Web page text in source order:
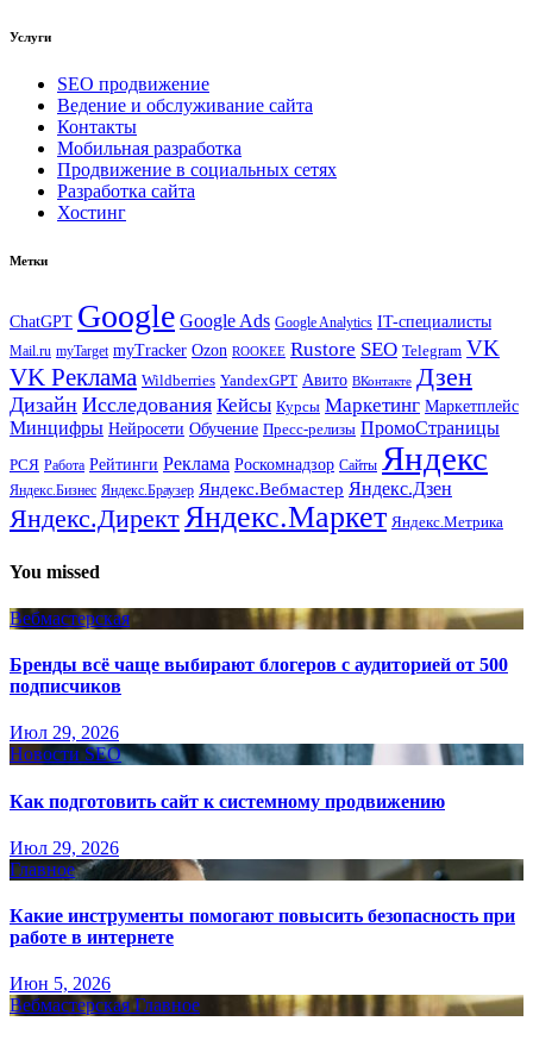
Услуги
SEO продвижение
Ведение и обслуживание сайта
Контакты
Мобильная разработка
Продвижение в социальных сетях
Разработка сайта
Хостинг
Метки
ChatGPT Google Google Ads Google Analytics IT-специалисты
Mail.ru myTarget myTracker Ozon ROOKEE Rustore SEO Telegram VK
VK Реклама Wildberries YandexGPT Авито ВКонтакте Дзен
Дизайн Исследования Кейсы Курсы Маркетинг Маркетплейс
Минцифры Нейросети Обучение Пресс-релизы ПромоСтраницы
РСЯ Работа Рейтинги Реклама Роскомнадзор Сайты Яндекс
Яндекс.Бизнес Яндекс.Браузер Яндекс.Вебмастер Яндекс.Дзен
Яндекс.ДиректЯндекс.Маркет Яндекс.Метрика
You missed
Вебмастерская
Бренды всё чаще выбирают блогеров с аудиторией от 500
подписчиков
Июл 29, 2026
Новости SEO
Как подготовить сайт к системному продвижению
Июл 29, 2026
Главное
Какие инструменты помогают повысить безопасность при
работе в интернете
Июн 5, 2026
Вебмастерская Главное